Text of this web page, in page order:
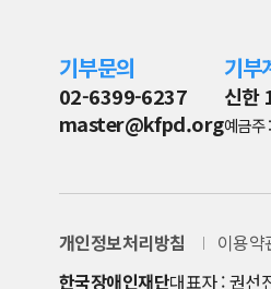
기부문의
02-6399-6237
master@kfpd.org
기부
신한
예금주
개인정보처리방침 이용약
한국장애인재단대표자 : 권선